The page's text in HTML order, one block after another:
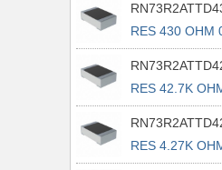
RES 430 OHM
RES 42.7K
RES 4.27K